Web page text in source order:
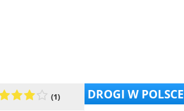
(1) DROGI W POLSCE